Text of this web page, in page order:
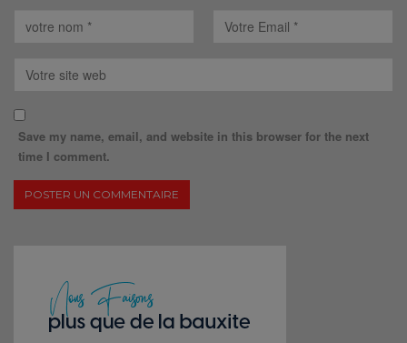
Save my name, email, and website in this browser for the next
time I comment.